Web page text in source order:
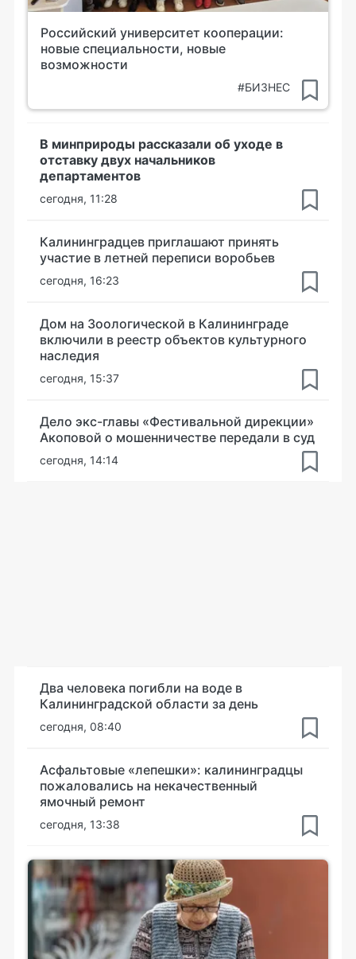
Российский университет кооперации:
новые специальности, новые
возможности
#БИЗНЕС
В минприроды рассказали об уходе в
отставку двух начальников
департаментов
сегодня, 11:28
Калининградцев приглашают принять
участие в летней переписи воробьев
сегодня, 16:23
Дом на Зоологической в Калининграде
включили в реестр объектов культурного
наследия
сегодня, 15:37
Дело экс-главы «Фестивальной дирекции»
Акоповой о мошенничестве передали в суд
сегодня, 14:14
Два человека погибли на воде в
Калининградской области за день
сегодня, 08:40
Асфальтовые «лепешки»: калининградцы
пожаловались на некачественный
ямочный ремонт
сегодня, 13:38